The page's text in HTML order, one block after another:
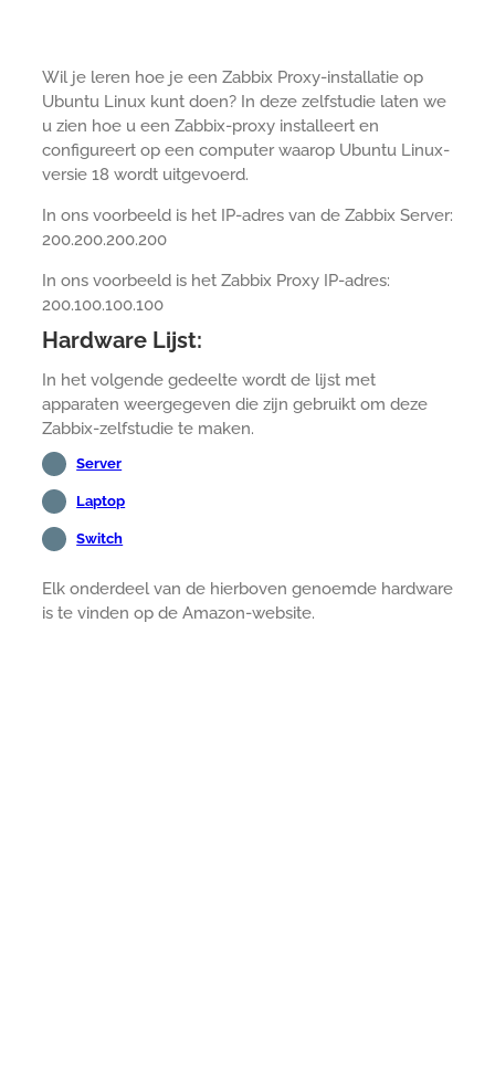
Wil je leren hoe je een Zabbix Proxy-installatie op
Ubuntu Linux kunt doen? In deze zelfstudie laten we
u zien hoe u een Zabbix-proxy installeert en
configureert op een computer waarop Ubuntu Linux-
versie 18 wordt uitgevoerd.
In ons voorbeeld is het IP-adres van de Zabbix Server:
200.200.200.200
In ons voorbeeld is het Zabbix Proxy IP-adres:
200.100.100.100
Hardware Lijst:
In het volgende gedeelte wordt de lijst met
apparaten weergegeven die zijn gebruikt om deze
Zabbix-zelfstudie te maken.
Server
Laptop
Switch
Elk onderdeel van de hierboven genoemde hardware
is te vinden op de Amazon-website.